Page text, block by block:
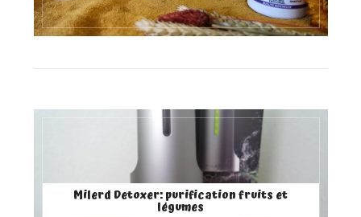
Milerd Detoxer: purification fruits et
légumes